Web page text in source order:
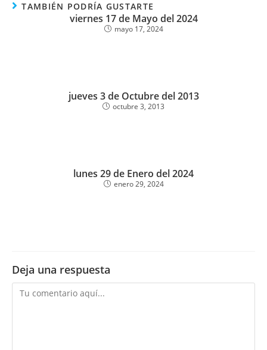
TAMBIÉN PODRÍA GUSTARTE
viernes 17 de Mayo del 2024
mayo 17, 2024
jueves 3 de Octubre del 2013
octubre 3, 2013
lunes 29 de Enero del 2024
enero 29, 2024
Deja una respuesta
Comentario